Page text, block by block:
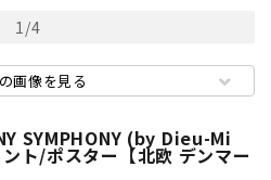
1/4
画像を見る
SYMPHONY (by Dieu-Mi
ト/ポスター【北欧 デンマー